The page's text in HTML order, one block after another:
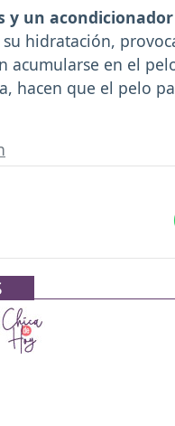
un
hidratación,
acumularse en el
hacen que el pelo